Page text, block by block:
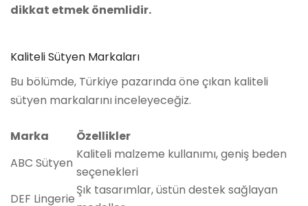
dikkat etmek önemlidir.
Kaliteli Sütyen Markaları
Bu bölümde, Türkiye pazarında öne çıkan kaliteli
sütyen markalarını inceleyeceğiz.
Marka
Özellikler
ABC Sütyen
Kaliteli malzeme kullanımı, geniş beden
seçenekleri
DEF Lingerie
Şık tasarımlar, üstün destek sağlayan